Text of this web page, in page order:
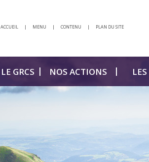
ACCUEIL | MENU | CONTENU | PLAN DU SITE
LE GRCS NOS ACTIONS